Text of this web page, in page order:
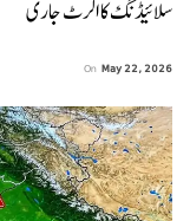
سلائیڈنگ کا الرٹ جاری
On May 22, 2026